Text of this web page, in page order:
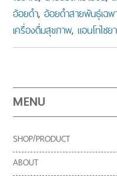
อ้อยดำ,อ้อยดำสายพันธุ์เฉพ
เครื่องดื่มสุขภาพ,แอนโทไซ
MENU
SHOP/PRODUCT
ABOUT